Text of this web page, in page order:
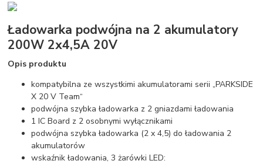
Ładowarka podwójna na 2 akumulatory
200W 2x4,5A 20V
Opis produktu
kompatybilna ze wszystkimi akumulatorami serii „PARKSIDE
X 20 V Team“
podwójna szybka ładowarka z 2 gniazdami ładowania
1 IC Board z 2 osobnymi wyłącznikami
podwójna szybka ładowarka (2 x 4,5) do ładowania 2
akumulatorów
wskaźnik ładowania, 3 żarówki LED: